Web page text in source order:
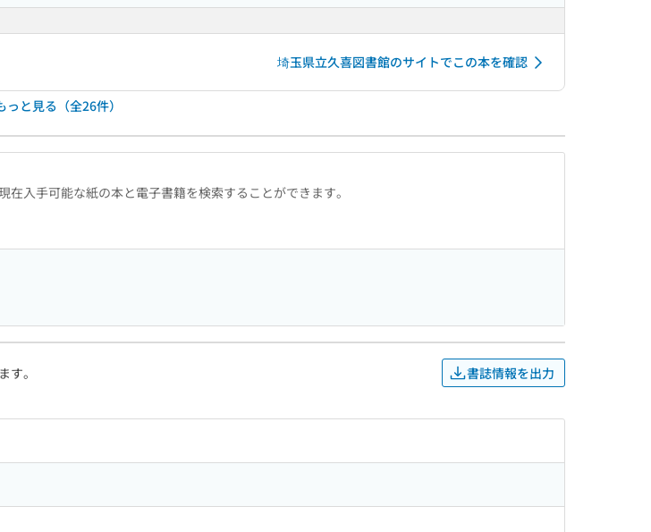
埼玉県立久喜図書館のサイトでこの本を確認
っと見る（全26件）
入手可能な紙の本と電子書籍を検索することができます。
。 書誌情報を出力